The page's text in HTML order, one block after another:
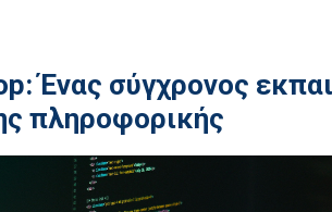
Ένας σύγχρονος
πληροφορικής